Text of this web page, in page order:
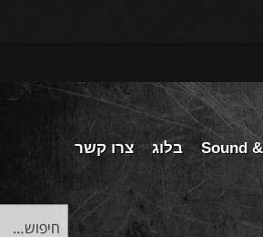
Sound בלוג צרו קשר